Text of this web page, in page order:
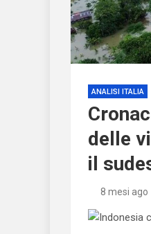
ANALISI ITALIA
delle
il
8 mesi ago